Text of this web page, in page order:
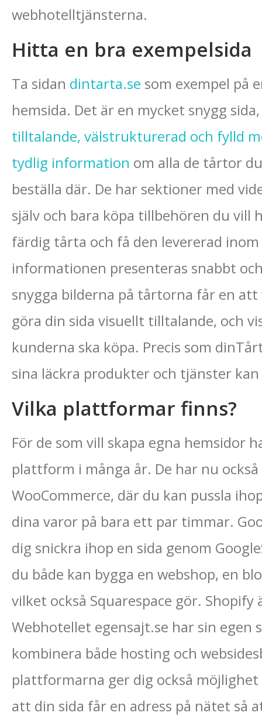
webhotelltjänsterna.
Hitta en bra exempelsida
Ta sidan dintarta.se som exempel på
hemsida. Det är en mycket snygg sida,
tilltalande, välstrukturerad och fylld
tydlig information om alla de tårtor
beställa där. De har sektioner med
själv och bara köpa tillbehören du vill
färdig tårta och få den levererad
informationen presenteras snabbt
snygga bilderna på tårtorna får en
göra din sida visuellt tilltalande, och
kunderna ska köpa. Precis som
sina läckra produkter och tjänster
Vilka plattformar finns?
För de som vill skapa egna hemsidor
plattform i många år. De har nu
WooCommerce, där du kan pussla
dina varor på bara ett par timmar.
dig snickra ihop en sida genom
du både kan bygga en webshop, en
vilket också Squarespace gör.
Webhotellet egensajt.se har sin egen
kombinera både hosting och
plattformarna ger dig också
att din sida får en adress på nätet så